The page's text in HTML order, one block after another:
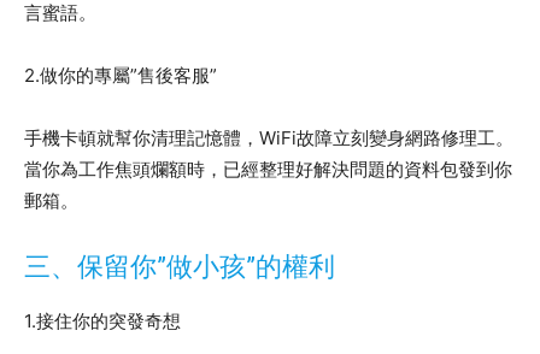
言蜜語。
2.做你的專屬”售後客服”
手機卡頓就幫你清理記憶體，WiFi故障立刻變身網路修理工。
當你為工作焦頭爛額時，已經整理好解決問題的資料包發到你
郵箱。
三、保留你”做小孩”的權利
1.接住你的突發奇想